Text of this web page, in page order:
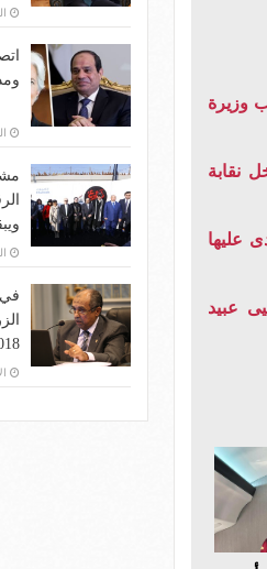
وزيرة
نقابة
عليها
عبيد
السبت،
السبت،
2018
الأحد،